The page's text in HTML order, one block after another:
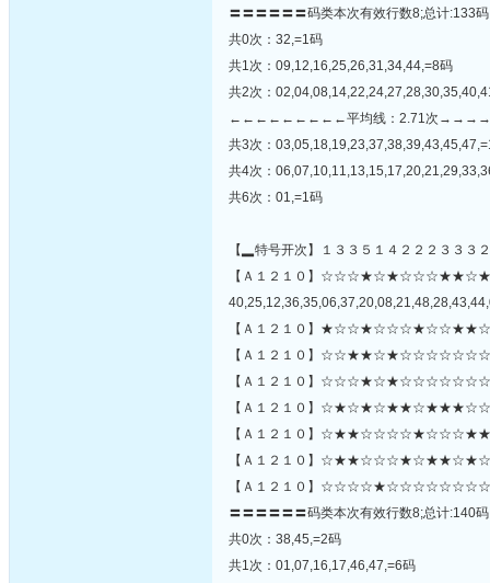
〓〓〓〓〓〓码类本次有效行数8;总计:133
共0次：32,=1码
共1次：09,12,16,25,26,31,34,44,=8码
共2次：
←←←←←←←←←平均线：2.71次
共3次：
共4次：
共6次：01,=1码
【▂特号开次】１３３５１４２２２３３３
【Ａ１２１０】
【Ａ１２１０】
【Ａ１２１０】
【Ａ１２１０】
【Ａ１２１０】
【Ａ１２１０】
【Ａ１２１０】
【Ａ１２１０】
〓〓〓〓〓〓码类本次有效行数8;总计:140
共0次：38,45,=2码
共1次：01,07,16,17,46,47,=6码